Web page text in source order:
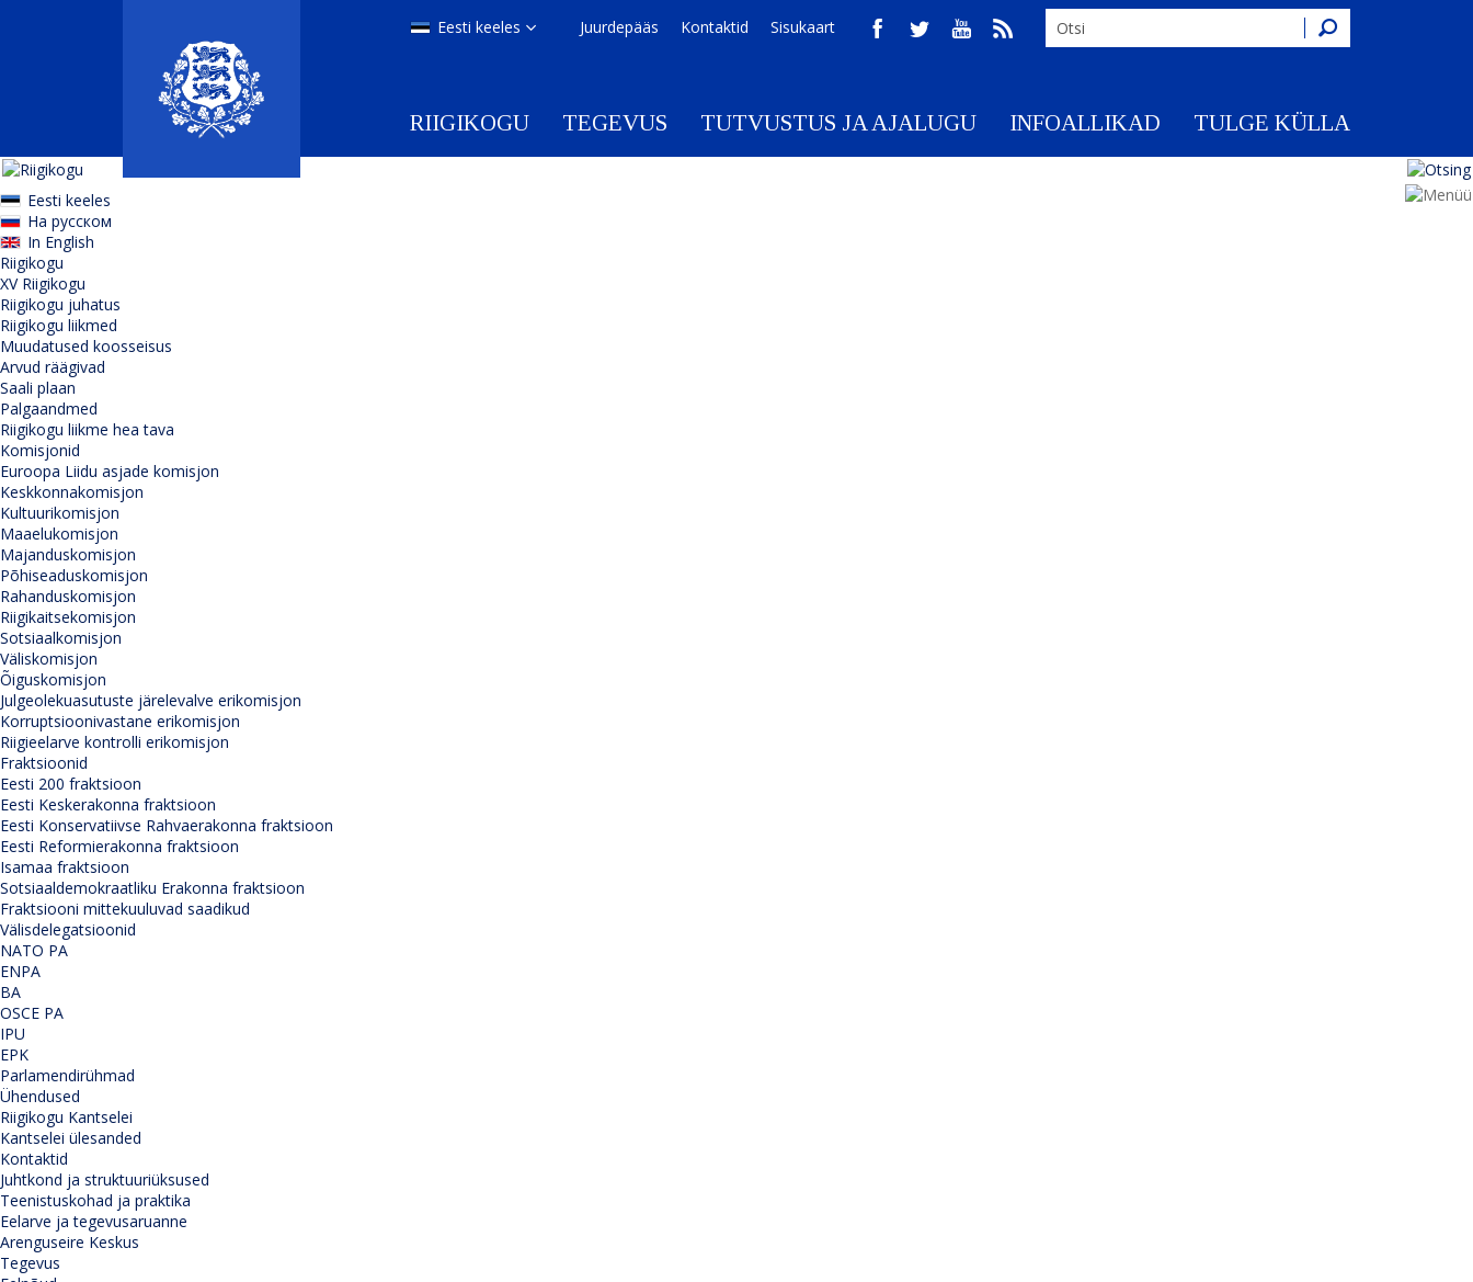
Otsing
Juurdepääs Kontaktid Sisukaart
Eesti keeles
RIIGIKOGU TEGEVUS TUTVUSTUS JA AJALUGU INFOALLIKAD TULGE KÜLLA
Eesti keeles
На русском
In English
Riigikogu
XV Riigikogu
Riigikogu juhatus
Riigikogu liikmed
Muudatused koosseisus
Arvud räägivad
Saali plaan
Palgaandmed
Riigikogu liikme hea tava
Komisjonid
Euroopa Liidu asjade komisjon
Keskkonnakomisjon
Kultuurikomisjon
Maaelukomisjon
Majanduskomisjon
Põhiseaduskomisjon
Rahanduskomisjon
Riigikaitsekomisjon
Sotsiaalkomisjon
Väliskomisjon
Õiguskomisjon
Julgeolekuasutuste järelevalve erikomisjon
Korruptsioonivastane erikomisjon
Riigieelarve kontrolli erikomisjon
Fraktsioonid
Eesti 200 fraktsioon
Eesti Keskerakonna fraktsioon
Eesti Konservatiivse Rahvaerakonna fraktsioon
Eesti Reformierakonna fraktsioon
Isamaa fraktsioon
Sotsiaaldemokraatliku Erakonna fraktsioon
Fraktsiooni mittekuuluvad saadikud
Välisdelegatsioonid
NATO PA
ENPA
BA
OSCE PA
IPU
EPK
Parlamendirühmad
Ühendused
Riigikogu Kantselei
Kantselei ülesanded
Kontaktid
Juhtkond ja struktuuriüksused
Teenistuskohad ja praktika
Eelarve ja tegevusaruanne
Arenguseire Keskus
Tegevus